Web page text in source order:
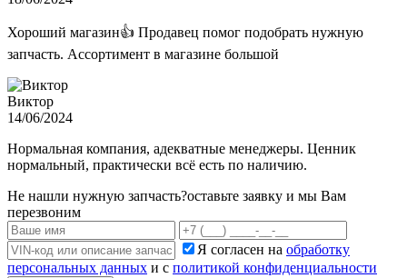
Хороший магазин👍 Продавец помог подобрать нужную
запчасть. Ассортимент в магазине большой
Виктор
14/06/2024
Нормальная компания, адекватные менеджеры. Ценник
нормальный, практически всё есть по наличию.
Не нашли нужную запчасть?оставьте заявку и мы Вам
перезвоним
Я согласен на обработку
персональных данных и с политикой конфиденциальности